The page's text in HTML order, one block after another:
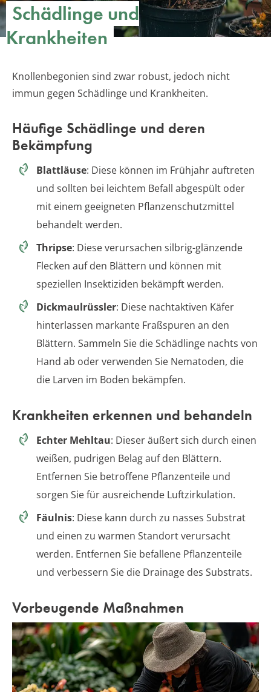
Schädlinge und
Krankheiten
Knollenbegonien sind zwar robust, jedoch nicht
immun gegen Schädlinge und Krankheiten.
Häufige Schädlinge und deren
Bekämpfung
Blattläuse: Diese können im Frühjahr auftreten
und sollten bei leichtem Befall abgespült oder
mit einem geeigneten Pflanzenschutzmittel
behandelt werden.
Thripse: Diese verursachen silbrig-glänzende
Flecken auf den Blättern und können mit
speziellen Insektiziden bekämpft werden.
Dickmaulrüssler: Diese nachtaktiven Käfer
hinterlassen markante Fraßspuren an den
Blättern. Sammeln Sie die Schädlinge nachts von
Hand ab oder verwenden Sie Nematoden, die
die Larven im Boden bekämpfen.
Krankheiten erkennen und behandeln
Echter Mehltau: Dieser äußert sich durch einen
weißen, pudrigen Belag auf den Blättern.
Entfernen Sie betroffene Pflanzenteile und
sorgen Sie für ausreichende Luftzirkulation.
Fäulnis: Diese kann durch zu nasses Substrat
und einen zu warmen Standort verursacht
werden. Entfernen Sie befallene Pflanzenteile
und verbessern Sie die Drainage des Substrats.
Vorbeugende Maßnahmen